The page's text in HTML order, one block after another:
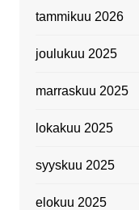
tammikuu 2026
joulukuu 2025
marraskuu 2025
lokakuu 2025
syyskuu 2025
elokuu 2025